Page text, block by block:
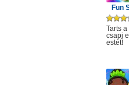
Fun
Tarts
csapj
estét!